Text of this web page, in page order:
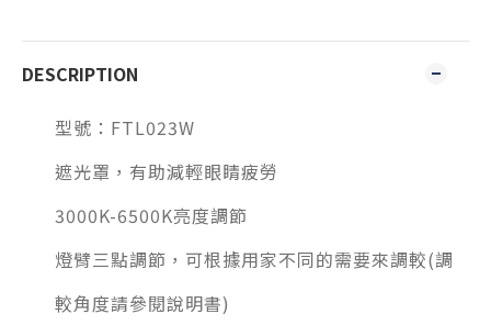
DESCRIPTION
型號：FTL023W
遮光罩，有助減輕眼睛疲勞
3000K-6500K亮度調節
燈臂三點調節，可根據用家不同的需要來調較(調
較角度請參閱說明書)